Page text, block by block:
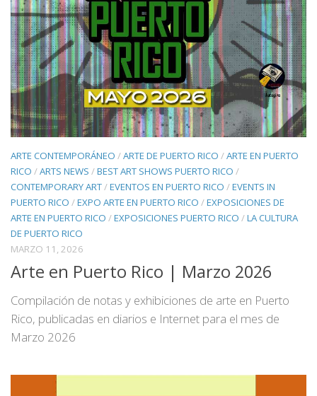
ARTE CONTEMPORÁNEO /ARTE DE PUERTO RICO /ARTE EN PUERTO
RICO /ARTS NEWS /BEST ART SHOWS PUERTO RICO /
CONTEMPORARY ART/EVENTOS EN PUERTO RICO /EVENTS IN
PUERTO RICO /EXPO ARTE EN PUERTO RICO /EXPOSICIONES DE
ARTE EN PUERTO RICO /EXPOSICIONES PUERTO RICO /LA CULTURA
DE PUERTO RICO
MARZO 11, 2026
Arte en Puerto Rico | Marzo 2026
Compilación de notas y exhibiciones de arte en Puerto
Rico, publicadas en diarios e Internet para el mes de
Marzo 2026